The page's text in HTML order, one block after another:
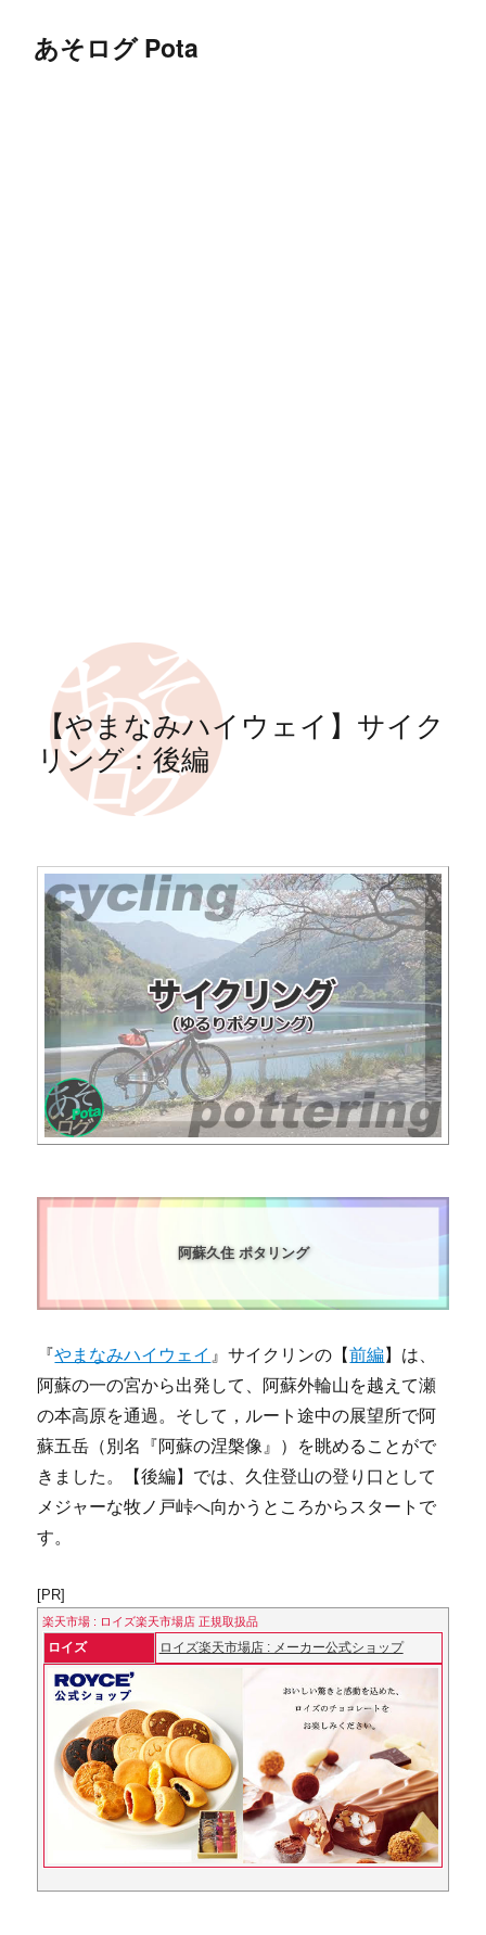
あそログ Pota
【やまなみハイウェイ】サイク
リング：後編
阿蘇久住 ポタリング
『やまなみハイウェイ 』サイクリンの【前編】は、
阿蘇の一の宮から出発して、阿蘇外輪山を越えて瀬
の本高原を通過。そして，ルート途中の展望所で阿
蘇五岳（別名『阿蘇の涅槃像』）を眺めることがで
きました。【後編】では、久住登山の登り口として
メジャーな牧ノ戸峠へ向かうところからスタートで
す。
[PR]
楽天市場 : ロイズ楽天市場店 正規取扱品
ロイズ ロイズ楽天市場店 : メーカー公式ショップ